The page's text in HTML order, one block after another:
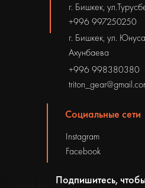
Подпишитесь,
г. Бишкек,
г. Бишкек, ул.
Ахунбаева
+996 998380380
+996 997250250
Социальные сети
Instagram
Facebook